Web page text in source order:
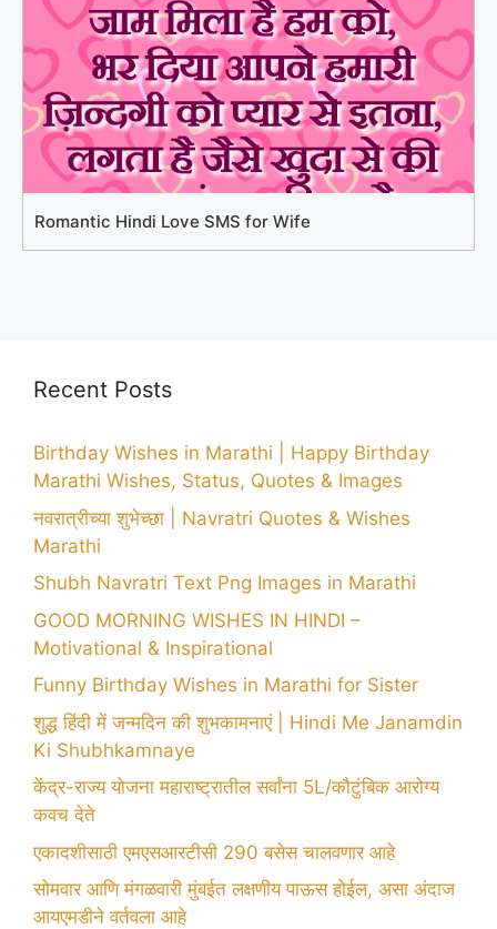
Romantic Hindi Love SMS for Wife
Recent Posts
Birthday Wishes in Marathi | Happy Birthday
Marathi Wishes, Status, Quotes & Images
नवरात्रीच्या शुभेच्छा | Navratri Quotes & Wishes
Marathi
Shubh Navratri Text Png Images in Marathi
GOOD MORNING WISHES IN HINDI –
Motivational & Inspirational
Funny Birthday Wishes in Marathi for Sister
शुद्ध हिंदी में जन्मदिन की शुभकामनाएं | Hindi Me Janamdin
Ki Shubhkamnaye
केंद्र-राज्य योजना महाराष्ट्रातील सर्वांना 5L/कौटुंबिक आरोग्य
कवच देते
एकादशीसाठी एमएसआरटीसी 290 बसेस चालवणार आहे
सोमवार आणि मंगळवारी मुंबईत लक्षणीय पाऊस होईल, असा अंदाज
आयएमडीने वर्तवला आहे